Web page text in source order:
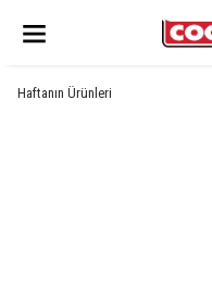
Haftanın Ürünleri